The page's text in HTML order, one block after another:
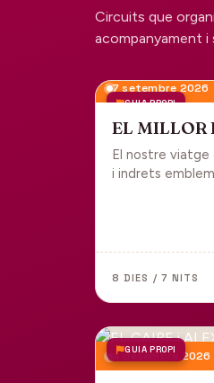
Circuits que
acompanyament i
GUIA PROPI
7 setembre 2026
EL MILLOR
El nostre
i indrets
8 DIES / 7 NITS
GUIA PROPI
4 desembre 2026